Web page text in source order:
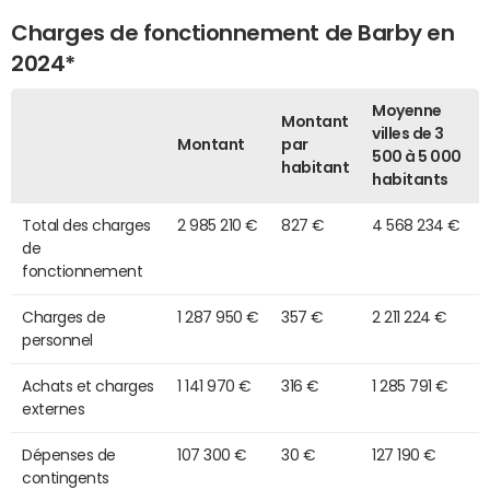
Charges de fonctionnement de Barby en
2024*
Montant
Montant
par
habitant
Moyenne
villes de 3
500 à 5 000
habitants
Total des charges
de
fonctionnement
2 985 210 € 827 € 4 568 234 €
Charges de
personnel
1 287 950 € 357 € 2 211 224 €
Achats et charges
externes
1 141 970 € 316 € 1 285 791 €
Dépenses de
contingents
107 300 € 30 € 127 190 €